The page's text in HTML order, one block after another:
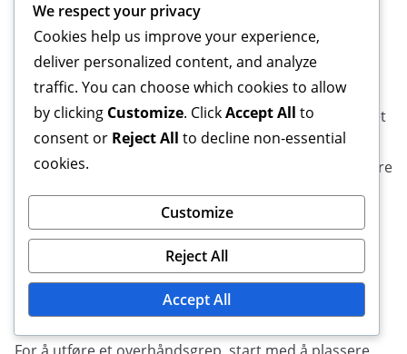
Hvordan utføre forskjellige
grepeteknikker?
For å utføre forskjellige grepeteknikker effektivt, er det
essensielt å forstå den spesifikke håndposisjonen og
fingerplasseringen som kreves for hvert grep. Å mestre
disse teknikkene kan forbedre ytelsen din i ulike
sporter og aktiviteter.
Trinn-for-trinn-guide for
overhåndsgrep
We respect your privacy
Cookies help us improve your experience,
deliver personalized content, and analyze
traffic. You can choose which cookies to allow
by clicking Customize. ClickAccept All to
consent or Reject All to decline non-essential
cookies.
Customize
Reject All
Accept All